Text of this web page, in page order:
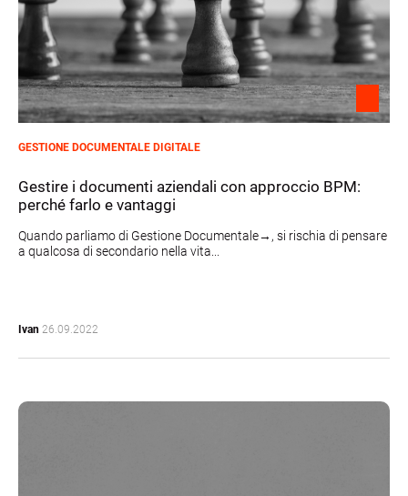
GESTIONE DOCUMENTALE DIGITALE
Gestire i documenti aziendali con approccio BPM:
perché farlo e vantaggi
Quando parliamo di Gestione Documentale→, si rischia di pensare
a qualcosa di secondario nella vita...
Ivan 26.09.2022